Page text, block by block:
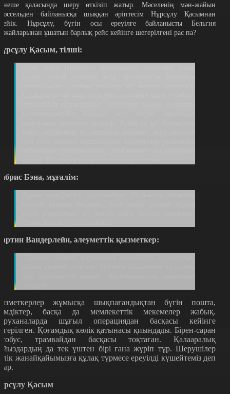
қаласында шеру өткізіп жатыр. Мәселенің мән-жайын
байланысқа шыққан әріптесім Нұрсұлу Қасымнан
Нұрсұлу, бүгін осы ереуілге байланысты Бельгия
ұшатын барлық рейс кейінге шегерілгені рас па?
Қасым, тілші:
Бэна, мұғалім:
Вандерлейн, әлеуметтік қызметкер:
жұмысқа шықпағандықтан бүгін пошта,
басқа да мемлекеттік мекемелер жабық.
шұғыл операциядан басқасы кейінге
Қоғамдық көлік қатынасы қиындады. Бірен-саран
трамвайдан басқасы тоқтаған. Қалааралық
да тек үштен бірі ғана жүріп тұр. Шерушілер
жанайқайымызға құлақ түрмесе ереуілді күшейтеміз деп
Қасым